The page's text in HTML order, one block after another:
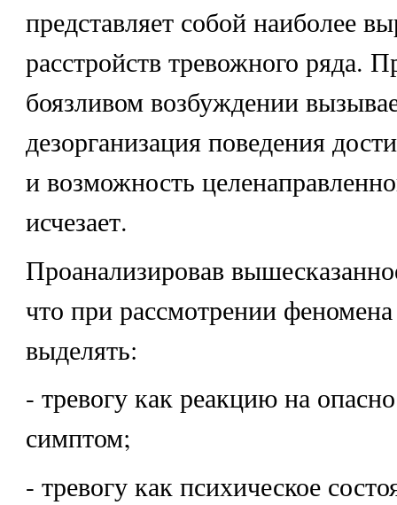
представляет собой наиболее
расстройств тревожного ряда.
боязливом возбуждении
дезорганизация поведения
и возможность
исчезает.
Проанализировав
что при рассмотрении феномена
выделять:
- тревогу как реакцию на
симптом;
- тревогу как психическое